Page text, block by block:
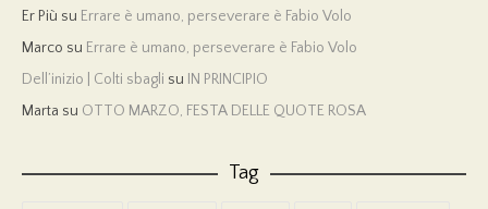
Er Più su Errare è umano, perseverare è Fabio Volo
Marco su Errare è umano, perseverare è Fabio Volo
Dell’inizio | Colti sbagli su IN PRINCIPIO
Marta su OTTO MARZO, FESTA DELLE QUOTE ROSA
Tag